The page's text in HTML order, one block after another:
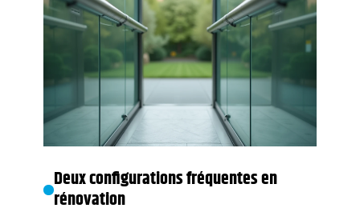
Deux configurations fréquentes en
rénovation